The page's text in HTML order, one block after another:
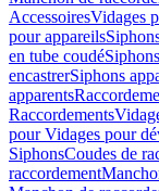
AccessoiresVidages
pour appareils
en tube coudé
encastrerSiphons
apparents
Raccordements
pour Vidages pour
SiphonsCoudes de
raccordement